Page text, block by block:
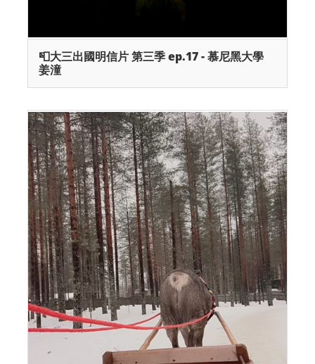
📮大三出國明信片 第三季 ep.17 - 慕尼黑大學
姜潼